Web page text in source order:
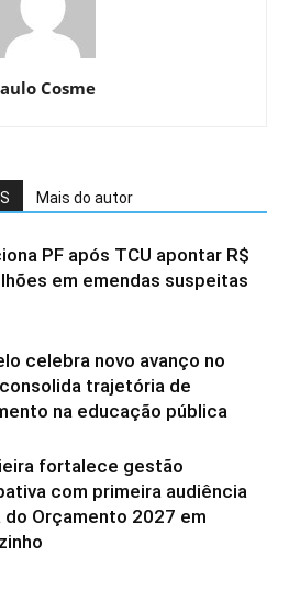
Cosme
Mais do autor
PF após TCU apontar R$
em emendas suspeitas
celebra novo avanço no
consolida trajetória de
na educação pública
fortalece gestão
com primeira audiência
do Orçamento 2027 em